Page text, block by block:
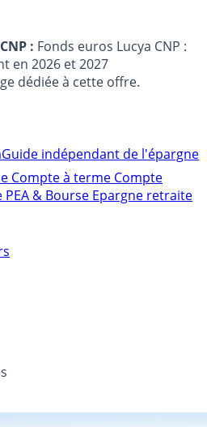
: Fonds euros Lucya CNP :
en 2026 et 2027
dédiée à cette offre.
Guide indépendant de l'épargne
Compte à terme Compte
PEA & Bourse Epargne retraite